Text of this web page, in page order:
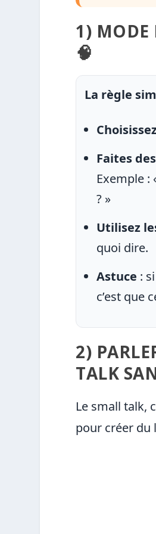
1) MODE
🧠
La règle
Faites
Exemple :
? »
Utilisez
quoi dire.
Astuce :
c’est que
2)
TALK
Le small talk,
pour créer du